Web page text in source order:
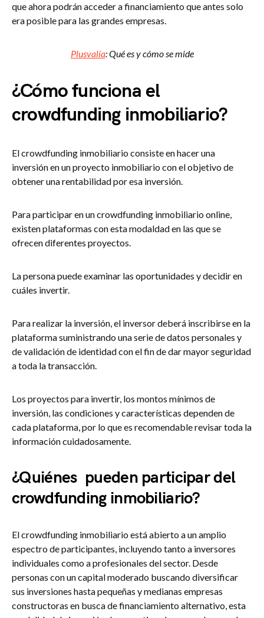
que ahora podrán acceder a financiamiento que antes solo
era posible para las grandes empresas.
Plusvalía: Qué es y cómo se mide
¿Cómo funciona el
crowdfunding inmobiliario?
El crowdfunding inmobiliario consiste en hacer una
inversión en un proyecto inmobiliario con el objetivo de
obtener una rentabilidad por esa inversión.
Para participar en un crowdfunding inmobiliario online,
existen plataformas con esta modaldad en las que se
ofrecen diferentes proyectos.
La persona puede examinar las oportunidades y decidir en
cuáles invertir.
Para realizar la inversión, el inversor deberá inscribirse en la
plataforma suministrando una serie de datos personales y
de validación de identidad con el fin de dar mayor seguridad
a toda la transacción.
Los proyectos para invertir, los montos mínimos de
inversión, las condiciones y características dependen de
cada plataforma, por lo que es recomendable revisar toda la
información cuidadosamente.
¿Quiénes pueden participar del
crowdfunding inmobiliario?
El crowdfunding inmobiliario está abierto a un amplio
espectro de participantes, incluyendo tanto a inversores
individuales como a profesionales del sector. Desde
personas con un capital moderado buscando diversificar
sus inversiones hasta pequeñas y medianas empresas
constructoras en busca de financiamiento alternativo, esta